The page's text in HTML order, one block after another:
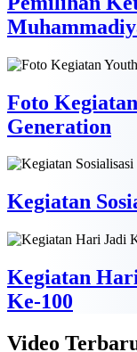
Foto
Generation
Kegiatan
Kegiatan
Ke-100
Video